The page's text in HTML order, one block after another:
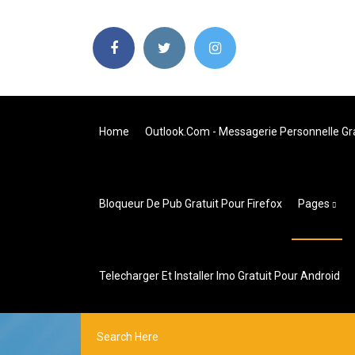
Home Outlook.com - Messagerie Personnelle
Bloqueur De Pub Gratuit Pour Firefox Pages
Telecharger Et Installer Imo Gratuit Pour Android